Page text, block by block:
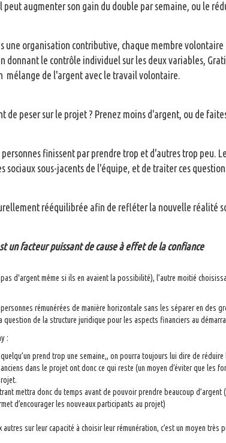
augmenter son gain du double par semaine, ou le
organisation contributive, chaque membre volontaire
donnant le contrôle individuel sur les deux variables,
mélange de l'argent avec le travail volontaire.
peser sur le projet ? Prenez moins d'argent, ou de
finissent par prendre trop et d'autres trop peu.
sous-jacents de l'équipe, et de traiter ces
rééquilibrée afin de refléter la nouvelle réalité
un facteur puissant de cause à effet de la confiance
d'argent même si ils en avaient la possibilité), l’autre moitié
rémunérées de manière horizontale sans les séparer en des
de la structure juridique pour les aspects financiers au
:
prend trop une semaine,, on pourra toujours lui dire de réduire
dans le projet ont donc ce qui reste (un moyen d’éviter que les
mettra donc du temps avant de pouvoir prendre beaucoup d’argent
d’encourager les nouveaux participants au projet)
sur leur capacité à choisir leur rémunération, c’est un moyen très